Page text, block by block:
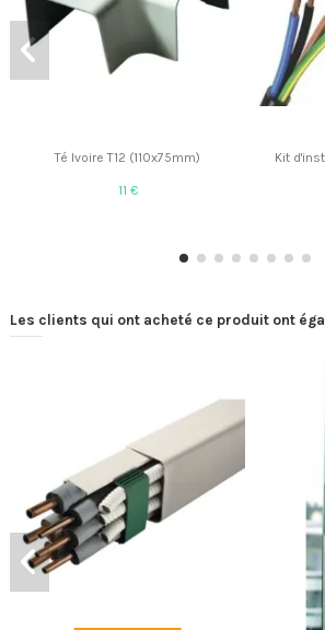
Té Ivoire T12 (110x75mm)
11 €
Kit
Les clients qui ont acheté ce produit ont